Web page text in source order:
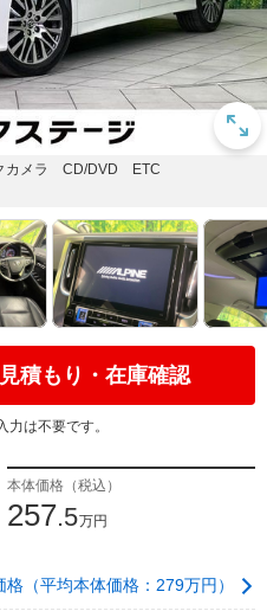
カメラ CD/DVD ETC
見積もり・在庫確認
は不要です。
本体価格（税込）
257.5万円
（平均本体価格：279万円）